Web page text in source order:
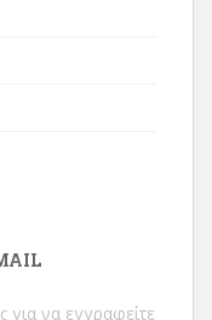
για να εγγραφείτε